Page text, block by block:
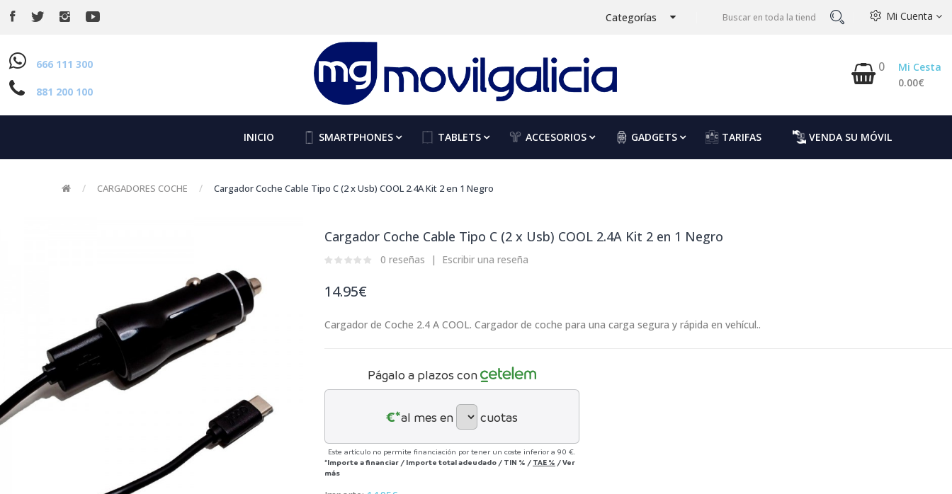
Categorías Mi Cuenta
666 111 300
881 200 100
0
Mi Cesta
0.00€
INICIO SMARTPHONES TABLETS ACCESORIOS GADGETS TARIFAS VENDA SU MÓVIL
CARGADORES COCHE Cargador Coche Cable Tipo C (2 x Usb) COOL 2.4A Kit 2 en 1 Negro
Cargador Coche Cable Tipo C (2 x Usb) COOL 2.4A Kit 2 en 1 Negro
0 reseñas Escribir una reseña
14.95€
Cargador de Coche 2.4 A COOL. Cargador de coche para una carga segura y rápida en vehícul..
Págalo a plazos con
€*al mes en cuotas
Este artículo no permite financiación por tener un coste inferior a 90 €.
*Importe a financiar / Importe total adeudado / TIN % / TAE % /Ver
más